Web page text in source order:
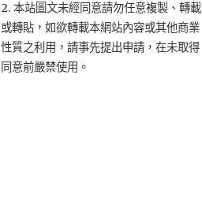
2. 本站圖文未經同意請勿任意複製、轉載
或轉貼，如欲轉載本網站內容或其他商業
性質之利用，請事先提出申請，在未取得
同意前嚴禁使用。